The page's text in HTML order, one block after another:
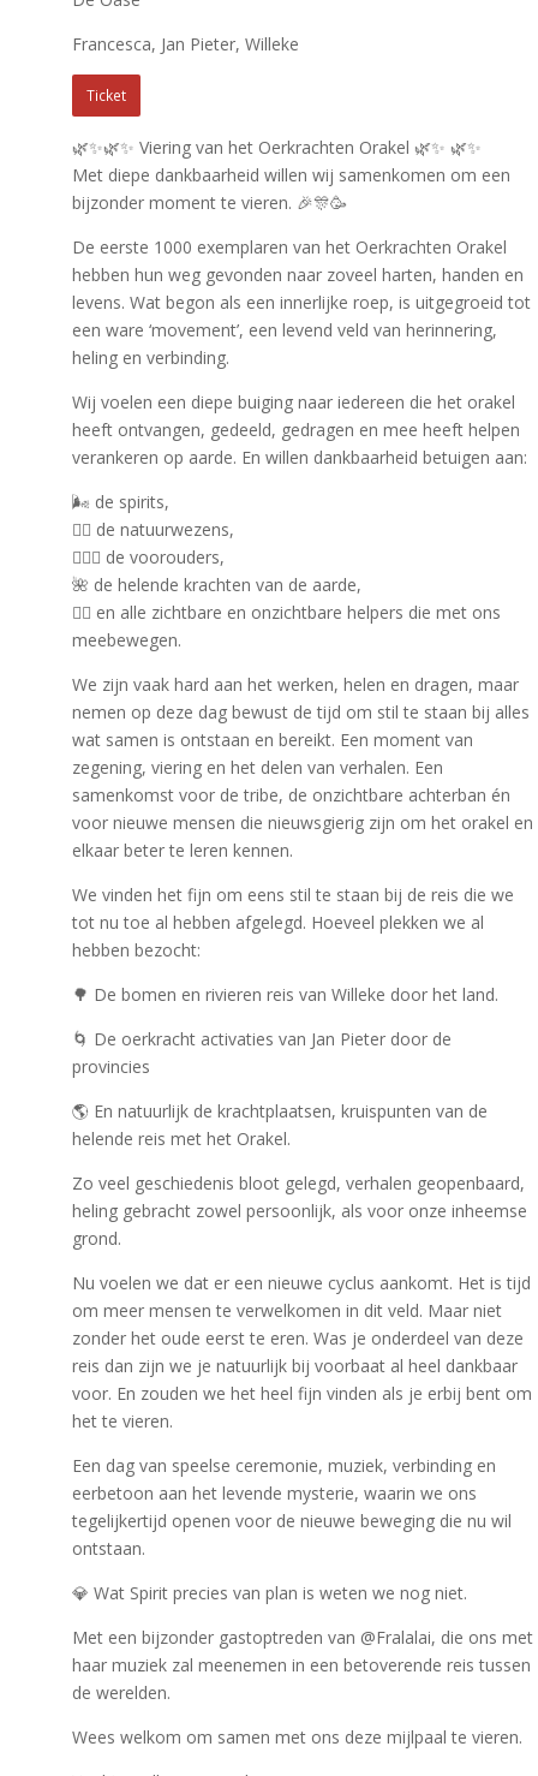
🌿✨🌿✨ Viering van het Oerkrachten Orakel 🌿✨ 🌿✨
Met diepe dankbaarheid willen wij samenkomen om een
bijzonder moment te vieren. 🎉🎊🥳
De eerste 1000 exemplaren van het Oerkrachten Orakel
hebben hun weg gevonden naar zoveel harten, handen en
levens. Wat begon als een innerlijke roep, is uitgegroeid tot
een ware ‘movement’, een levend veld van herinnering,
heling en verbinding.
Wij voelen een diepe buiging naar iedereen die het orakel
heeft ontvangen, gedeeld, gedragen en mee heeft helpen
verankeren op aarde. En willen dankbaarheid betuigen aan:
🌬️ de spirits,
🧚‍♀️ de natuurwezens,
🧙🏻‍♂️ de voorouders,
🌺 de helende krachten van de aarde,
🧝‍♀️ en alle zichtbare en onzichtbare helpers die met ons
meebewegen.
We zijn vaak hard aan het werken, helen en dragen, maar
nemen op deze dag bewust de tijd om stil te staan bij alles
wat samen is ontstaan en bereikt. Een moment van
zegening, viering en het delen van verhalen. Een
samenkomst voor de tribe, de onzichtbare achterban én
voor nieuwe mensen die nieuwsgierig zijn om het orakel en
elkaar beter te leren kennen.
We vinden het fijn om eens stil te staan bij de reis die we
tot nu toe al hebben afgelegd. Hoeveel plekken we al
hebben bezocht:
🌳 De bomen en rivieren reis van Willeke door het land.
🌀 De oerkracht activaties van Jan Pieter door de
provincies
🌎 En natuurlijk de krachtplaatsen, kruispunten van de
helende reis met het Orakel.
Zo veel geschiedenis bloot gelegd, verhalen geopenbaard,
heling gebracht zowel persoonlijk, als voor onze inheemse
grond.
Nu voelen we dat er een nieuwe cyclus aankomt. Het is tijd
om meer mensen te verwelkomen in dit veld. Maar niet
zonder het oude eerst te eren. Was je onderdeel van deze
reis dan zijn we je natuurlijk bij voorbaat al heel dankbaar
voor. En zouden we het heel fijn vinden als je erbij bent om
het te vieren.
Een dag van speelse ceremonie, muziek, verbinding en
eerbetoon aan het levende mysterie, waarin we ons
tegelijkertijd openen voor de nieuwe beweging die nu wil
ontstaan.
💎 Wat Spirit precies van plan is weten we nog niet.
Met een bijzonder gastoptreden van @Fralalai, die ons met
haar muziek zal meenemen in een betoverende reis tussen
de werelden.
Wees welkom om samen met ons deze mijlpaal te vieren.
Francesca, Jan Pieter, Willeke
Ticket